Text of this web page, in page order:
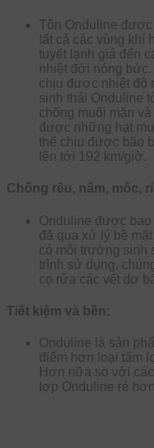
Tôn Onduline
tất cả các vùng khí
tuyết lạnh giá đến
nhiệt đới nóng
chịu được nhiệt độ
sinh thái Onduline
chống muối mặn
được những hạt
thể chịu được bão
lên tới 192 km/giờ.
Chống rêu, nấm, mốc,
Onduline được
đã qua xử lý bề
có môi trường sinh
trình sử dụng,
cọ rửa các vết dơ
Tiết kiệm và bền:
Onduline là sản
điểm hơn loại tấm
Hơn nữa so với
lợp Onduline rẻ